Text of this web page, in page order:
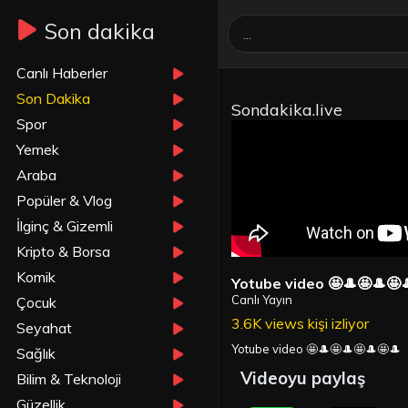
Son dakika
Canlı Haberler
Son Dakika
Spor
Yemek
Araba
Popüler & Vlog
İlginç & Gizemli
Kripto & Borsa
Komik
Çocuk
Seyahat
Sağlık
Bilim & Teknoloji
Güzellik
Sondakika.live
Yotube video
Canlı Yayın
3.6K views kişi izliyor
Yotube video 🤩🎩🤩🎩🤩🎩🤩🎩
Videoyu paylaş